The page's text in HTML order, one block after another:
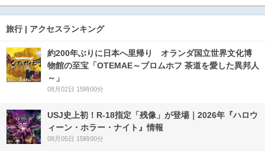
旅行 | アクセスランキング
約200年ぶりに日本へ里帰り オランダ国立世界文化博
物館の至宝「OTEMAE～ブロムホフ 茶道を愛した異邦人
～」
08月02日 15時00分
USJ史上初！R-18指定「残像」が登場｜2026年『ハロウ
ィーン・ホラー・ナイト』情報
08月05日 15時00分